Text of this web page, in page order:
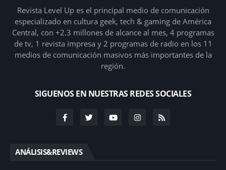
Revista Level Up es el principal medio de comunicación
especializado en cultura geek, tech & gaming de América
Central, con +2.3 millones de alcance al mes, 4 programas
de tv, 1 revista impresa y 2 programas de radio en los 11
medios de comunicación masivos más importantes de la
región.
SIGUENOS EN NUESTRAS REDES SOCIALES
ANÁLISIS&REVIEWS